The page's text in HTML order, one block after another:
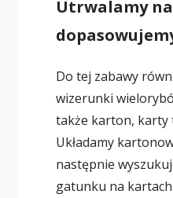
Utrwalamy
Do tej zabawy
wizerunki
także karton, karty
Układamy
następnie
gatunku na